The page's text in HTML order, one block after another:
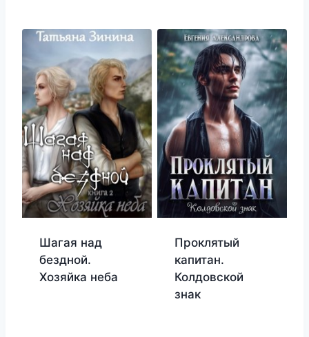
Шагая над
бездной.
Хозяйка неба
Проклятый
капитан.
Колдовской
знак